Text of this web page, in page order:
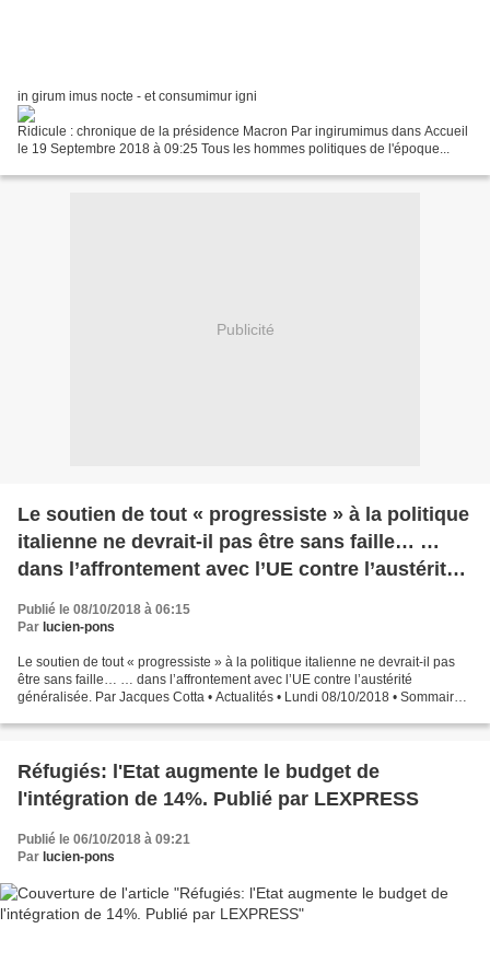
in girum imus nocte - et consumimur igni
Ridicule : chronique de la présidence Macron Par ingirumimus dans Accueil
le 19 Septembre 2018 à 09:25 Tous les hommes politiques de l'époque...
Publicité
Le soutien de tout « progressiste » à la politique
italienne ne devrait-il pas être sans faille… …
dans l’affrontement avec l’UE contre l’austérité
généralisée. Par Jacques Cotta
Publié le 08/10/2018 à 06:15
Par lucien-pons
Le soutien de tout « progressiste » à la politique italienne ne devrait-il pas
être sans faille… … dans l’affrontement avec l’UE contre l’austérité
généralisée. Par Jacques Cotta • Actualités • Lundi 08/10/2018 • Sommaire
Réfugiés: l'Etat augmente le budget de
l'intégration de 14%. Publié par LEXPRESS
Publié le 06/10/2018 à 09:21
Par lucien-pons